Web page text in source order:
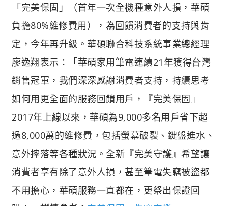
「完美保固」（首年一次全機種意外人損，華碩
負擔80%維修費用），為回饋消費者的支持與肯
定，今年再升級。華碩聯合科技系統事業總經理
廖逸翔表示：「華碩家用筆電連續21年獲得台灣
銷售冠軍，我們深深感謝消費者支持，持續思考
如何用更全面的服務回饋用戶，『完美保固』
2017年上線以來，華碩為9,000多名用戶省下超
過8,000萬的維修費，包括螢幕破裂、鍵盤進水、
意外摔落等各種狀況。全新『完美守護』希望讓
消費者享有除了意外人損，甚至筆電失竊被盜都
不用擔心，華碩服務一直都在，更祭出保證回